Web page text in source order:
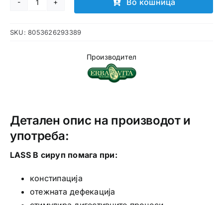
Lass
сируп
SKU:8053626293389
Производител
Детален опис на производот и
употреба:
LASS B сируп помага при:
констипација
отежната дефекација